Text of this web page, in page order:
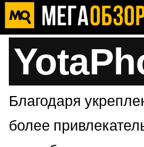
Благодаря
более